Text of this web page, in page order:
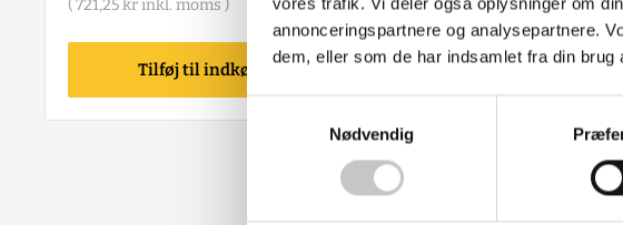
annonceringspartnere og analysepartnere.
dem, eller som de har indsamlet fra din brug
Nødvendig
(721,25 krinkl. moms )
Tilføj til indkøbskurv Tilføj til